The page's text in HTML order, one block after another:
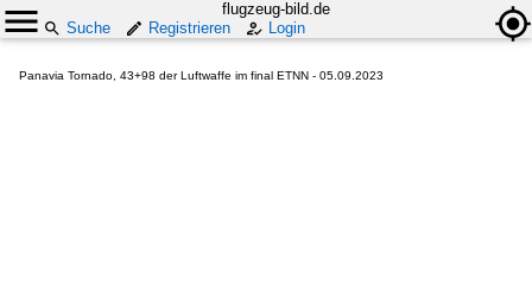
flugzeug-bild.de
Suche
Registrieren Login
Panavia Tornado, 43+98 der Luftwaffe im final ETNN - 05.09.2023